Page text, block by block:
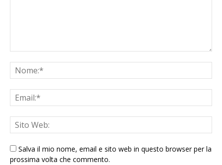
Salva il mio nome, email e sito web in questo browser per la
prossima volta che commento.